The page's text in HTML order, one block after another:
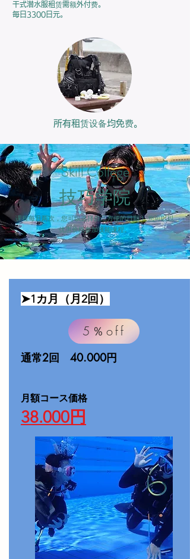
干式潜水服租赁需额外付费。
每日3300日元。
所有租赁设备均免费。
Skill College
技巧学院
课程每月两次，您可以选择自己方便的日期！ 您可以以
优惠价格参加技能课程。
​➤1カ月（月2回）
5％off
通常2回 40.000円
​月額コース価格
38.000円